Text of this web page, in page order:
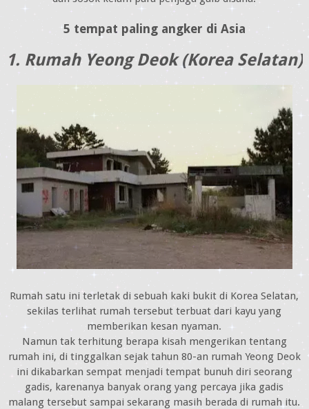
5 tempat paling angker di Asia
1. Rumah Yeong Deok (Korea Selatan)
Rumah satu ini terletak di sebuah kaki bukit di Korea Selatan,
sekilas terlihat rumah tersebut terbuat dari kayu yang
memberikan kesan nyaman.
Namun tak terhitung berapa kisah mengerikan tentang
rumah ini, di tinggalkan sejak tahun 80-an rumah Yeong Deok
ini dikabarkan sempat menjadi tempat bunuh diri seorang
gadis, karenanya banyak orang yang percaya jika gadis
malang tersebut sampai sekarang masih berada di rumah itu.